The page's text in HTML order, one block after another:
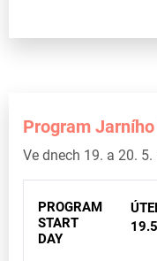
Program
Ve dnech 19. a 20.
PROGRAM
START
DAY